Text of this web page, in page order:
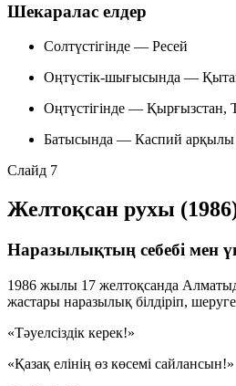
Шекаралас елдер
Солтүстігінде — Ресей
Оңтүстік-шығысында —
Оңтүстігінде — Қырғызстан,
Батысында — Каспий арқылы
Слайд 7
Желтоқсан рухы
Наразылықтың себебі мен
1986 жылы 17 желтоқсанда
жастары наразылық білдіріп,
«Тәуелсіздік керек!»
«Қазақ елінің өз көсемі сайлансын!»